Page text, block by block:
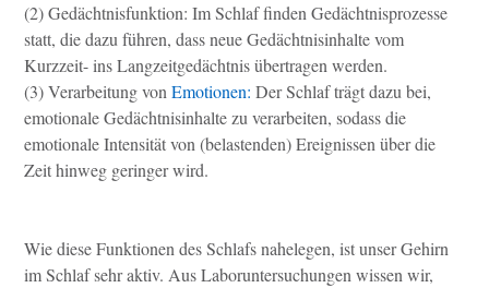
(2) Gedächtnisfunktion: Im Schlaf finden Gedächtnisprozesse
statt, die dazu führen, dass neue Gedächtnisinhalte vom
Kurzzeit- ins Langzeitgedächtnis übertragen werden.
(3) Verarbeitung vonEmotionen: Der Schlaf trägt dazu bei,
emotionale Gedächtnisinhalte zu verarbeiten, sodass die
emotionale Intensität von (belastenden) Ereignissen über die
Zeit hinweg geringer wird.
Wie diese Funktionen des Schlafs nahelegen, ist unser Gehirn
im Schlaf sehr aktiv. Aus Laboruntersuchungen wissen wir,